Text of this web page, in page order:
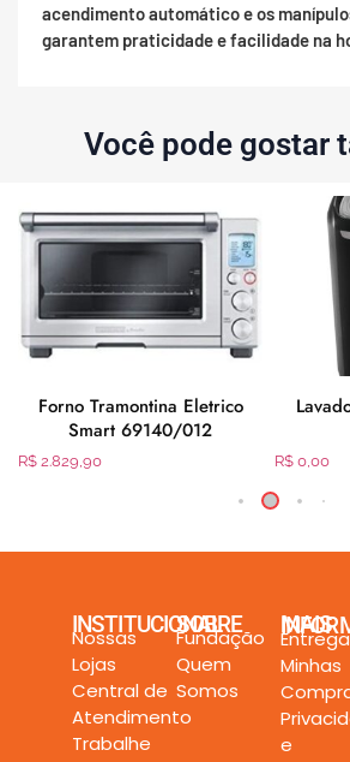
acendimento automático e os
garantem praticidade e facilidade na
Você pode gostar
Forno Tramontina Eletrico
Smart 69140/012
R$ 2.829,90 R$ 0,00
INSTITUCIONAL
Nossas
Lojas
Central de
Atendimento
Trabalhe
SOBRE
Fundação
Quem
Somos
MAIS
Minhas
e